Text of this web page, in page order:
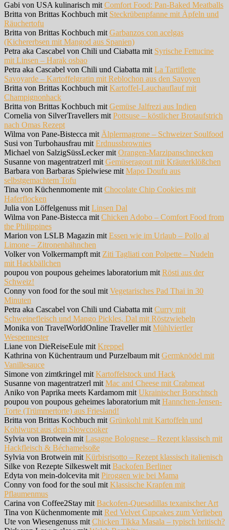
Gabi von USA kulinarisch mit Comfort Food: Pan-Baked Meatballs
Britta von Brittas Kochbuch mit Steckrübenpfanne mit Äpfeln und
Räuchertofu
Britta von Brittas Kochbuch mit Garbanzos con acelgas
(Kichererbsen mit Mangod aus Spanien)
Petra aka Cascabel von Chili und Ciabatta mit Syrische Fettucine
mit Linsen – Harak osbao
Petra aka Cascabel von Chili und Ciabatta mit La Tartiflette
Savoyarde – Kartoffelgratin mit Reblochon aus den Savoyen
Britta von Brittas Kochbuch mit Kartoffel-Lauchauflauf mit
Champignonhack
Britta von Brittas Kochbuch mit Gemüse Jalfrezi aus Indien
Cornelia von SilverTravellers mit Pottsuse – köstlicher Brotaufstrich
nach Omas Rezept
Wilma von Pane-Bistecca mit Älplermagrone – Schweizer Soulfood
Susi von Turbohausfrau mit Erdnussbrownies
Michael von SalzigSüssLecker mit Orangen-Marzipanschnecken
Susanne von magentratzerl mit Gemüseragout mit Kräuterklößchen
Barbara von Barbaras Spielwiese mit Mapo Doufu aus
selbstgemachtem Tofu
Tina von Küchenmomente mit Chocolate Chip Cookies mit
Haferflocken
Julia von Löffelgenuss mit Linsen Dal
Wilma von Pane-Bistecca mit Chicken Adobo – Comfort Food from
the Philippines
Marion von LSLB Magazin mit Essen wie im Urlaub – Pollo al
Limone – Zitronenhähnchen
Volker von Volkermampft mit Ziti Tagliati con Polpette – Nudeln
mit Hackbällchen
poupou von poupous geheimes laboratorium mit Rösti aus der
Schweiz!
Conny von food for the soul mit Vegetarisches Pad Thai in 30
Minuten
Petra aka Cascabel von Chili und Ciabatta mit Curry mit
Schweinefleisch und Mango Pickles, Dal mit Röstzwiebeln
Monika von TravelWorldOnline Traveller mit Mühlviertler
Wespennester
Liane von DieReiseEule mit Kreppel
Kathrina von Küchentraum und Purzelbaum mit Germknödel mit
Vanillesauce
Simone von zimtkringel mit Kartoffelstock und Hack
Susanne von magentratzerl mit Mac and Cheese mit Crabmeat
Aniko von Paprika meets Kardamom mit Ukrainischer Borschtsch
poupou von poupous geheimes laboratorium mit Hannchen-Jensen-
Torte (Trümmertorte) aus Friesland!
Britta von Brittas Kochbuch mit Grünkohl mit Kartoffeln und
Kohlwurst aus dem Slowcooker
Sylvia von Brotwein mit Lasagne Bolognese – Rezept klassisch mit
Hackfleisch & Béchamelsoße
Sylvia von Brotwein mit Kürbisrisotto – Rezept klassisch italienisch
Silke von Rezepte Silkeswelt mit Backofen Berliner
Edyta von mein-dolcevita mit Piroggen wie bei Mama
Conny von food for the soul mit Klassische Krapfen mit
Pflaumenmus
Carina von Coffee2Stay mit Backofen-Quesadillas texanischer Art
Tina von Küchenmomente mit Red Velvet Cupcakes zum Verlieben
Ute von Wiesengenuss mit Chicken Tikka Masala – typisch britisch?